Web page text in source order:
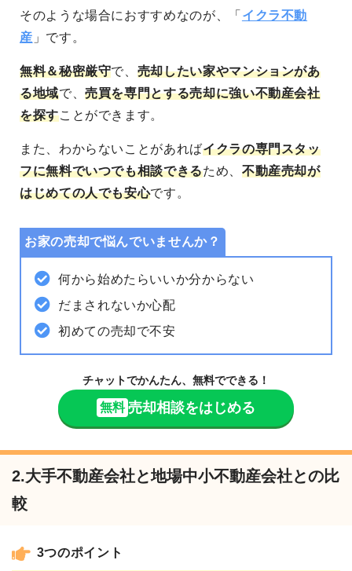
そのような場合におすすめなのが、「 イクラ不動
産 」です。
無料＆秘密厳守で、 売却したい家やマンションがあ
る地域で、売買を専門とする売却に強い不動産会社
を探すことができます。
また、わからないことがあればイクラの専門スタッ
フに無料でいつでも相談できるため、 不動産売却が
はじめての人でも安心です。
お家の売却で悩んでいませんか？
何から始めたらいいか分からない
だまされないか心配
初めての売却で不安
チャットでかんたん、無料でできる！
無料 売却相談をはじめる
2.大手不動産会社と地場中小不動産会社との比
較
3つのポイント